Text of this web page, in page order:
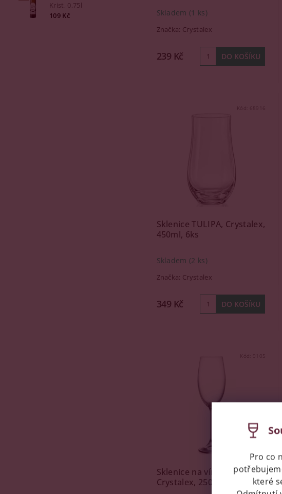
Krist, 0,75l
109 Kč
Skladem (1 ks)
Značka: Crystalex
239 Kč
Kód:
Sklenice TULIPA, Crystalex,
450ml, 6ks
Skladem (2 ks)
Značka: Crystalex
349 Kč
Kód: 9105
Sklenice na víno, Lara,
Crystalex, 250ml, 6ks
Pro co
které